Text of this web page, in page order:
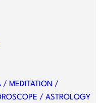
/ MEDITATION /
/ ASTROLOGY